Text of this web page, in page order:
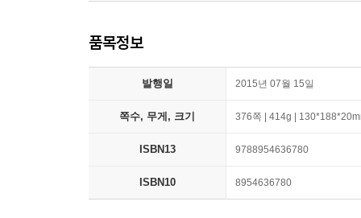
품목정보
발행일 2015년 07월 15일
쪽수, 무게, 크기 376쪽 | 414g |
ISBN13 9788954636780
ISBN10 8954636780